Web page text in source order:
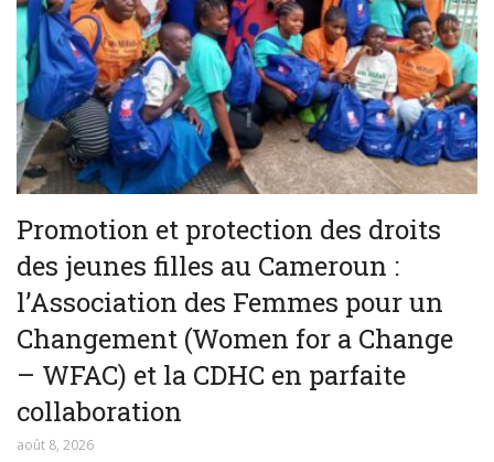
Promotion et protection des droits
des jeunes filles au Cameroun :
l’Association des Femmes pour un
Changement (Women for a Change
– WFAC) et la CDHC en parfaite
collaboration
août 8, 2026